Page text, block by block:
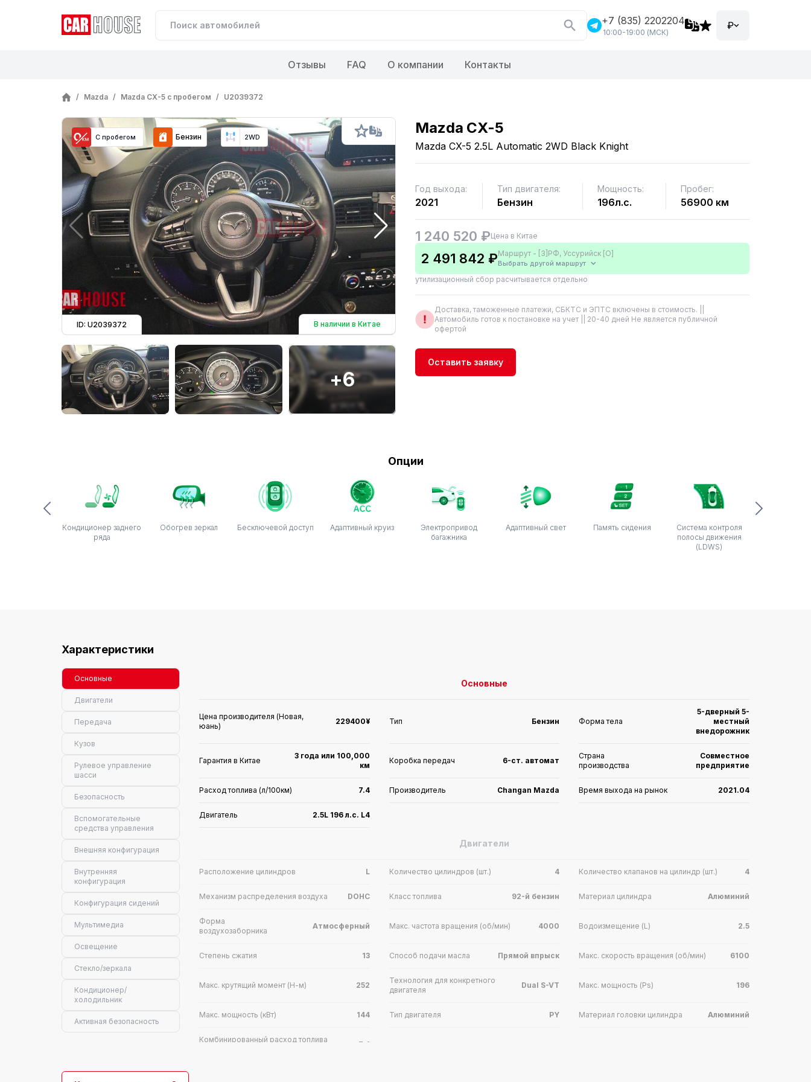
+7 (835) 2202204
10:00-19:00 (МСК)
₽
Отзывы FAQ О компании Контакты
/ Mazda / Mazda CX-5 с пробегом / U2039372
С пробегом Бензин 2WD
ID: U2039372 В наличии в Китае
+6
Mazda CX-5
Mazda CX-5 2.5L Automatic 2WD Black Knight
Год выхода:
2021
Тип двигателя:
Бензин
Мощность:
196л.с.
Пробег:
56900 км
1 240 520 ₽Цена в Китае
2 491 842 ₽Маршрут - [3]РФ, Уссурийск [О]
Выбрать другой маршрут
утилизационный сбор расчитывается отдельно
Доставка, таможенные платежи, СБКТС и ЭПТС включены в стоимость. ||
Автомобиль готов к постановке на учет || 20-40 дней Не является публичной
офертой
Оставить заявку
Опции
Кондиционер заднего
ряда
Обогрев зеркал Бесключевой доступ Адаптивный круиз
Электропривод
багажника
Адаптивный свет Память сидения
Система контроля
полосы движения
(LDWS)
Характеристики
Основные
Двигатели
Передача
Кузов
Рулевое управление
шасси
Безопасность
Вспомогательные
средства управления
Внешняя конфигурация
Внутренняя
конфигурация
Конфигурация сидений
Мультимедиа
Освещение
Стекло/зеркала
Кондиционер/
холодильник
Активная безопасность
Основные
Цена производителя (Новая,
юань)
229400¥ Тип Бензин Форма тела
5-дверный 5-
местный
внедорожник
Гарантия в Китае
3 года или 100,000
км
Коробка передач 6-ст. автомат
Страна
производства
Совместное
предприятие
Расход топлива (л/100км) 7.4 Производитель Changan Mazda Время выхода на рынок 2021.04
Двигатель 2.5L 196 л.с. L4
Двигатели
Расположение цилиндров L Количество цилиндров (шт.) 4 Количество клапанов на цилиндр (шт.) 4
Механизм распределения воздуха DOHC Класс топлива 92-й бензин Материал цилиндра Алюминий
Форма
воздухозаборника
Атмосферный Макс. частота вращения (об/мин) 4000 Водоизмещение (L) 2.5
Степень сжатия 13 Способ подачи масла Прямой впрыск Макс. скорость вращения (об/мин) 6100
Макс. крутящий момент (Н-м) 252
Технология для конкретного
двигателя
Dual S-VT Макс. мощность (Ps) 196
Макс. мощность (кВт) 144 Тип двигателя PY Материал головки цилиндра Алюминий
Комбинированный расход топлива
7.4